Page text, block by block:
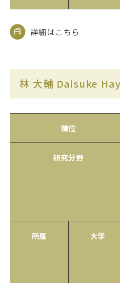
詳細はこちら
林 大輔 Daisuke
職位
研究分野
所属 大学